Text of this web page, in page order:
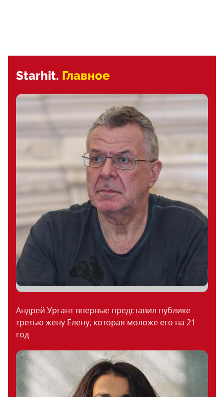
Starhit. Главное
Андрей Ургант впервые представил публике
третью жену Елену, которая моложе его на 21
год